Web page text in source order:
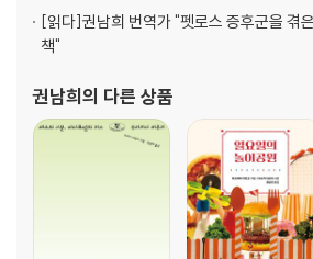
4 나무가 어딘가 이상해졌다
나무의 성별 | 동병상련 | 안과에 또 가다 | 뽀돌
진 나무 | 펫로스 증후군 | 이번에는 간 | 간 수
검사를 했다 | 조직 검사 결과에 웃었지만 | 예
마켓2 | 우리 동네 미각 대장 | 체중 | 또 할아
무가 좋아하는 음식을 대량 주문하다 | 마지막
[읽다]권남희 번역가 "펫로스 증후군을 겪
책"
권남희의 다른 상품